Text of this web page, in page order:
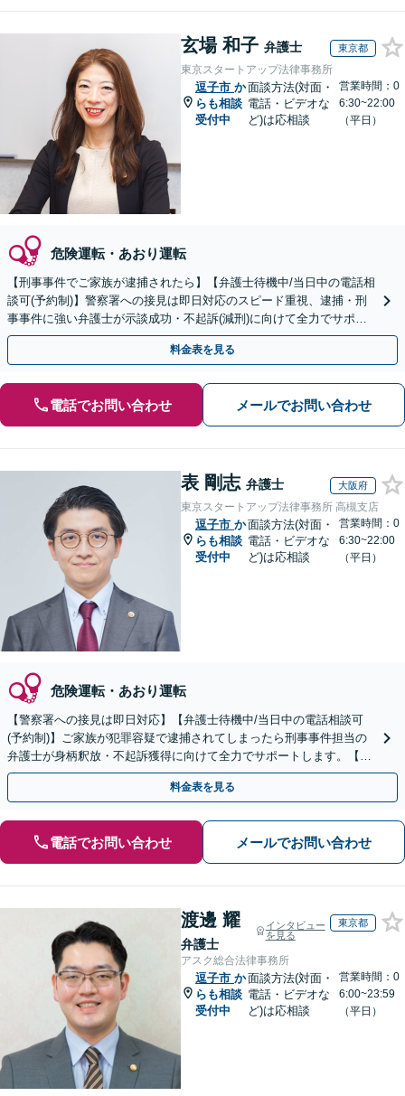
玄場 和子 弁護士 東京都
東京スタートアップ法律事務所
逗子市 か
らも相談
受付中
面談方法(対面・
電話・ビデオな
ど)は応相談
営業時間：0
6:30~22:00
（平日）
危険運転・あおり運転
【刑事事件でご家族が逮捕されたら】【弁護士待機中/当日中の電話相
談可(予約制)】警察署への接見は即日対応のスピード重視、逮捕・刑
事事件に強い弁護士が示談成功・不起訴(減刑)に向けて全力でサポー
トします。【加害者側の相談専門】
料金表を見る
電話でお問い合わせ メールでお問い合わせ
表 剛志 弁護士 大阪府
東京スタートアップ法律事務所 高槻支店
逗子市 か
らも相談
受付中
面談方法(対面・
電話・ビデオな
ど)は応相談
営業時間：0
6:30~22:00
（平日）
危険運転・あおり運転
【警察署への接見は即日対応】【弁護士待機中/当日中の電話相談可
(予約制)】ご家族が犯罪容疑で逮捕されてしまったら刑事事件担当の
弁護士が身柄釈放・不起訴獲得に向けて全力でサポートします。【毎
月100名以上の相談実績】【全国対応】
料金表を見る
電話でお問い合わせ メールでお問い合わせ
渡邊 耀
弁護士
インタビュー
を見る
東京都
アスク総合法律事務所
逗子市 か
らも相談
受付中
面談方法(対面・
電話・ビデオな
ど)は応相談
営業時間：0
6:00~23:59
（平日）